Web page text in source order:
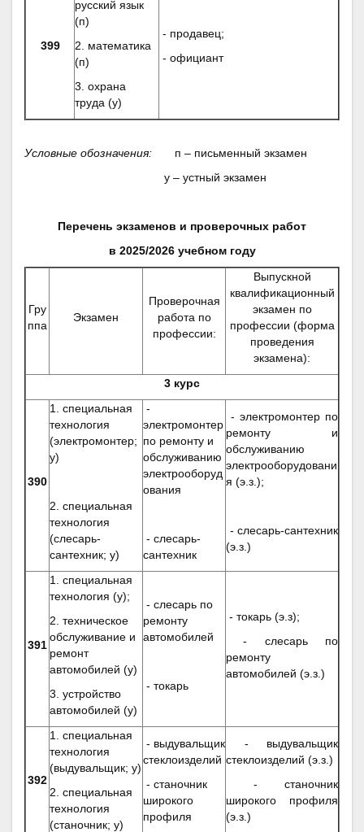
399
русский язык
(п)
2. математика
(п)
3. охрана
труда (у)
- продавец;
- официант
Условные обозначения: п – письменный экзамен
у – устный экзамен
Перечень экзаменов и проверочных работ
в 2025/2026 учебном году
Гру
ппа
Экзамен
Проверочная
работа по
профессии:
Выпускной
квалификационный
экзамен по
профессии (форма
проведения
экзамена):
3 курс
390
1. специальная
технология
(электромонтер;
у)
2. специальная
технология
(слесарь-
сантехник; у)
-
электромонтер
по ремонту и
обслуживанию
электрооборуд
ования
- слесарь-
сантехник
- электромонтер по
ремонту и
обслуживанию
электрооборудовани
я (э.з.);
- слесарь-сантехник
(э.з.)
391
1. специальная
технология (у);
2. техническое
обслуживание и
ремонт
автомобилей (у)
3. устройство
автомобилей (у)
- слесарь по
ремонту
автомобилей
- токарь
- токарь (э.з);
- слесарь по
ремонту
автомобилей (э.з.)
392
1. специальная
технология
(выдувальщик; у)
2. специальная
технология
(станочник; у)
- выдувальщик
стеклоизделий
- станочник
широкого
профиля
- выдувальщик
стеклоизделий (э.з.)
- станочник
широкого профиля
(э.з.)